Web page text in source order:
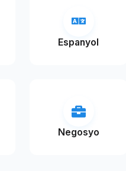
Espanyol
Negosyo